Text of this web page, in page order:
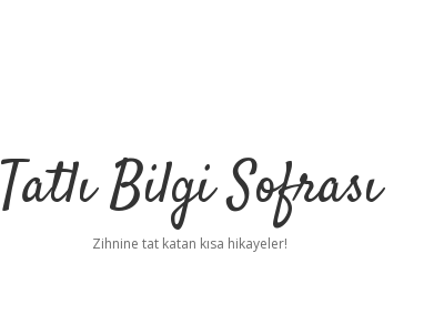
Tatlı Bilgi Sofrası
Zihnine tat katan kısa hikayeler!